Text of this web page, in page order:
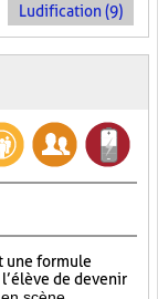
Ludification (9)
une formule
de devenir